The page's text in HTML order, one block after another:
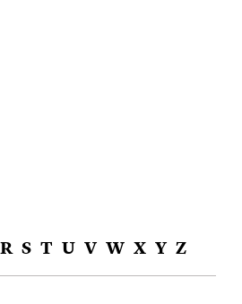
R S T U V W X Y Z